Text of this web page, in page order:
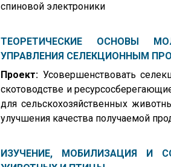
спиновой электроники
ТЕОРЕТИЧЕСКИЕ ОСНОВЫ
УПРАВЛЕНИЯ СЕЛЕКЦИОННЫМ
Проект: Усовершенствовать
скотоводстве и
для сельскохозяйственных
улучшения качества получаемой
ИЗУЧЕНИЕ, МОБИЛИЗАЦИЯ И